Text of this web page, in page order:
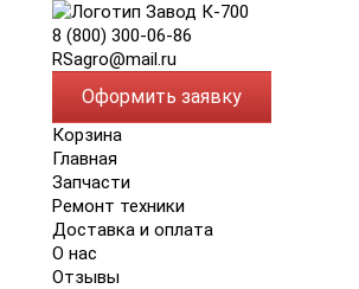
8 (800) 300-06-86
RSagro@mail.ru
Оформить заявку
Корзина
Главная
Запчасти
Ремонт техники
Доставка и оплата
О нас
Отзывы